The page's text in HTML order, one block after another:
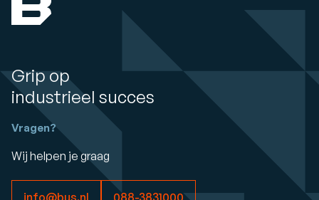
Grip op
industrieel succes
Vragen?
Wij helpen je graag